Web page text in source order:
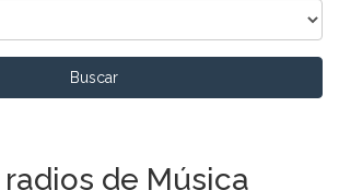
Buscar
de Música